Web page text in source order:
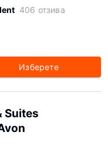
406 отзива
Изберете
Suites